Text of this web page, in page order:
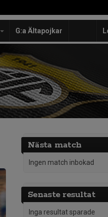
G:a Ältapojkar
Nästa match
Ingen match inbokad
Senaste resultat
Inga resultat sparade